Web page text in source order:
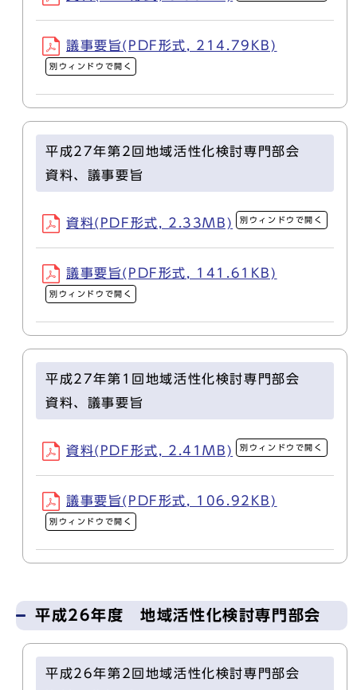
議事要旨(PDF形式, 214.79KB)
別ウィンドウで開く
平成27年第2回地域活性化検討専門部会
資料、議事要旨
資料(PDF形式, 2.33MB) 別ウィンドウで開く
議事要旨(PDF形式, 141.61KB)
別ウィンドウで開く
平成27年第1回地域活性化検討専門部会
資料、議事要旨
資料(PDF形式, 2.41MB) 別ウィンドウで開く
議事要旨(PDF形式, 106.92KB)
別ウィンドウで開く
平成26年度 地域活性化検討専門部会
平成26年第2回地域活性化検討専門部会